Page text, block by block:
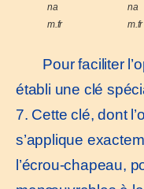
na
m.fr
na
m.fr
Pour faciliter
établi une clé
7. Cette clé, dont
s’applique
l’écrou-chapeau,